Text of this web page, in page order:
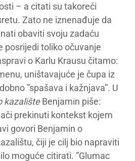
– a citati su takoreći
Zato ne iznenađuje da
obaviti svoju zadaću
posrijedi toliko očuvanje
o Karlu Krausu čitamo:
uništavajuće je čupa iz
”spašava i kažnjava”. U
kazališteBenjamin piše:
prekinuti kontekst kojem
govori Benjamin o
čiji je cilj bio napraviti
moguće citirati. ”Glumac